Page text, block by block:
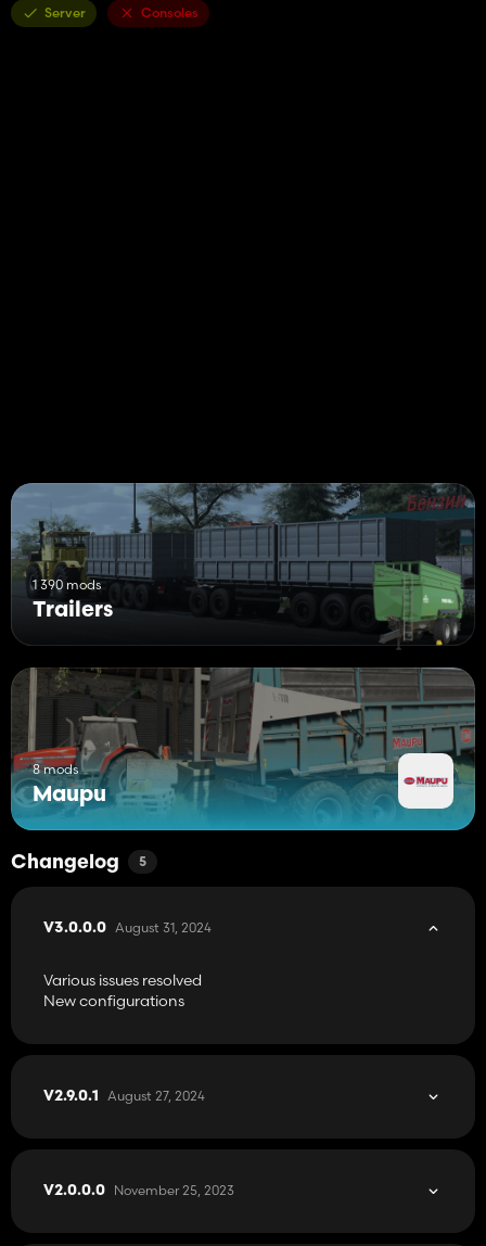
Body option, Without, Tarpaulin support, Walkway.
Chassis option (mudguard, external hydraulic management for
8 colors to choose from (Maupu blue x3, Legras, Red, Yellow,
Green, JD)
9 rim colors to choose from
MAUPU PM 1180/200
3 Fodder configuration: Without, Straw, PDT Passage....
Tire of your choice
4 rotating beacon configurations
6 colors to choose from (Maupu blue x3, Legras, Red, Yellow,
Green, JD)
7 rim colors to choose from
Good game everyone!
Server Consoles
1 390 mods
Trailers
8 mods
Maupu
Changelog 5
V3.0.0.0 August 31, 2024
Various issues resolved
New configurations
V2.9.0.1 August 27, 2024
V2.0.0.0 November 25, 2023